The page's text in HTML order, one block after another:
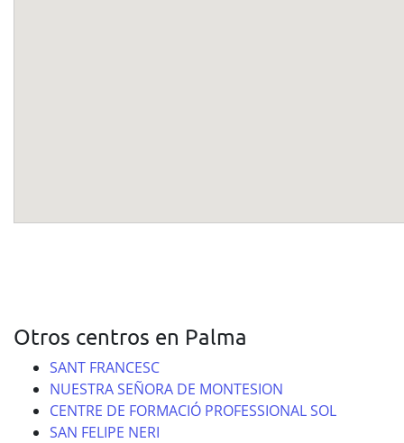
Otros centros en Palma
SANT FRANCESC
NUESTRA SEÑORA DE MONTESION
CENTRE DE FORMACIÓ PROFESSIONAL SOL
SAN FELIPE NERI